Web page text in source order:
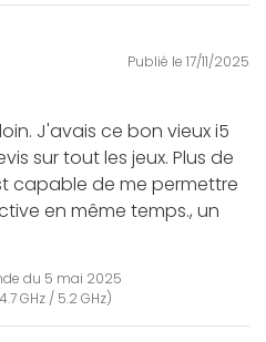
Publié le 17/11/2025
J'avais ce bon vieux i5
sur tout les jeux. Plus de
capable de me permettre
en même temps., un
du 5 mai 2025
GHz / 5.2 GHz)